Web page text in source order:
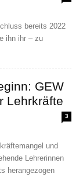
bereits 2022
ihn ihr – zu
GEW
Lehrkräfte
3
und
Lehrerinnen
herangezogen